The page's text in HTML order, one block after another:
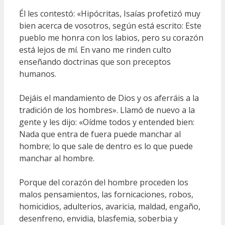
Él les contestó: «Hipócritas, Isaías profetizó muy
bien acerca de vosotros, según está escrito: Este
pueblo me honra con los labios, pero su corazón
está lejos de mí. En vano me rinden culto
enseñando doctrinas que son preceptos
humanos.
Dejáis el mandamiento de Dios y os aferráis a la
tradición de los hombres». Llamó de nuevo a la
gente y les dijo: «Oídme todos y entended bien:
Nada que entra de fuera puede manchar al
hombre; lo que sale de dentro es lo que puede
manchar al hombre.
Porque del corazón del hombre proceden los
malos pensamientos, las fornicaciones, robos,
homicidios, adulterios, avaricia, maldad, engaño,
desenfreno, envidia, blasfemia, soberbia y